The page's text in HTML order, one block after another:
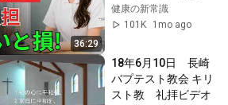
36:29
険な誤解
健康の新常識
101K
1mo ago
18年6月10日　長崎
バプテスト教会 キリ
スト教　礼拝ビデオ